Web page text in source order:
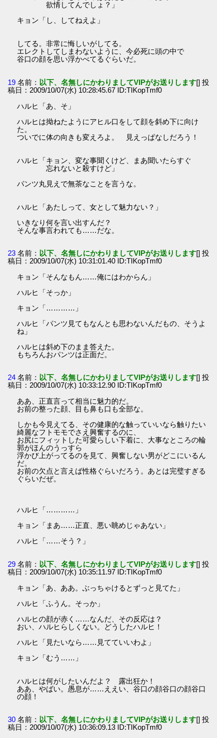
欲情してんでしょ？」
キョン「し、してねえよ」
してる。非常に悔しいがしてる。
エレクトしてしまわないように、今必死に頭の中で
谷口の顔を思い浮かべてるぐらいだ。
19 名前： 以下、名無しにかわりましてVIPがお送りします[] 投
稿日：2009/10/07(水) 10:28:45.67 ID:TIKopTmf0
ハルヒ「あ、そ」
ハルヒは拗ねたようにアヒル口をして顔を斜め下に向け
た。
ついでに体の向きも変えろよ。 見えっぱなしだろう！
ハルヒ「キョン、変な事聞くけど、まあ聞いたらすぐ
忘れないと殺すけど」
パンツ丸見えで無茶なことを言うな。
ハルヒ「あたしって、女として魅力ない？」
いきなり何を言い出すんだ？
そんな事言われても……だな。
23 名前： 以下、名無しにかわりましてVIPがお送りします[] 投
稿日：2009/10/07(水) 10:31:01.40 ID:TIKopTmf0
キョン「そんなもん……俺にはわからん」
ハルヒ「そっか」
キョン「…………」
ハルヒ「パンツ見てもなんとも思わないんだもの、そうよ
ね」
ハルヒは斜め下のまま答えた。
もちろんおパンツは正面だ。
24 名前： 以下、名無しにかわりましてVIPがお送りします[] 投
稿日：2009/10/07(水) 10:33:12.90 ID:TIKopTmf0
ああ、正直言って相当に魅力的だ。
お前の整った顔、目も鼻も口も全部な。
しかも今見えてる、その健康的な触っていいなら触りたい
綺麗なフトモモでさえ興奮するのに、
お尻にフィットした可愛らしい下着に、大事なところの輪
郭がほんのうっすら
浮かび上がってるのを見て、興奮しない男がどこにいるん
だ。
お前の欠点と言えば性格ぐらいだろう。あとは完璧すぎる
ぐらいだぜ。
ハルヒ「…………」
キョン「まあ……正直、悪い眺めじゃあない」
ハルヒ「……そう？」
29 名前： 以下、名無しにかわりましてVIPがお送りします[] 投
稿日：2009/10/07(水) 10:35:11.97 ID:TIKopTmf0
キョン「あ、ああ。ぶっちゃけるとずっと見てた」
ハルヒ「ふうん。そっか」
ハルヒの顔が赤く……なんだ、その反応は？
おい、ハルヒらしくない。どうしたハルヒ！
ハルヒ「見たいなら……見てていいわよ」
キョン「むう……」
ハルヒは何がしたいんだよ？ 露出狂か！
ああ、やばい。愚息が……ええい、谷口の顔谷口の顔谷口
の顔！
30 名前： 以下、名無しにかわりましてVIPがお送りします[] 投
稿日：2009/10/07(水) 10:36:09.13 ID:TIKopTmf0